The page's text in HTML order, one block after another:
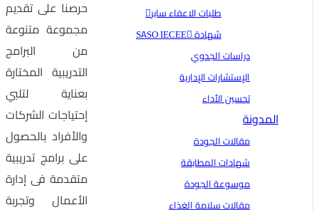
طلبات الاعفاء سابر
شهادة SASO IECEE
دراسات الجدوي
الإستشارات الإدارية
تحسين الأداء
المدونة
مقالات الجودة
شهادات المطابقة
موسوعة الجودة
مقالات سلامة الغذاء
حرصنا على تقديم
مجموعة متنوعة
من البرامج
التدريبية المختارة
بعناية لتلبي
إحتياجات الشركات
والأفراد بالحصول
على برامج تدريبية
متقدمة فى إدارة
الأعمال وتجربة